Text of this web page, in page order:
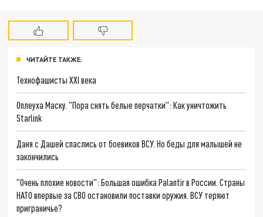
ЧИТАЙТЕ ТАКЖЕ:
Технофашисты XXI века
Оплеуха Маску. "Пора снять белые перчатки": Как уничтожить
Starlink
Даня с Дашей спаслись от боевиков ВСУ. Но беды для малышей не
закончились
"Очень плохие новости": Большая ошибка Palantir в России. Страны
НАТО впервые за СВО остановили поставки оружия. ВСУ теряют
приграничье?